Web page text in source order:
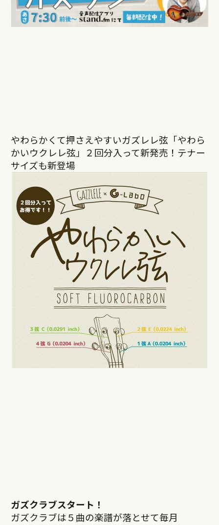
やわらかくて押さえやすいガズレレ弦「やわら
かいウクレレ弦」２回分入って新発売！テナー
サイズも新登場
ガズクラブスタート！
ガズクラブは５曲の楽譜が落とせて毎月